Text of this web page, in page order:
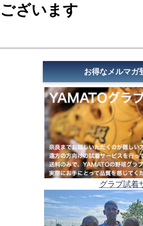
ざいます
お得なメルマガ
グラブ試着